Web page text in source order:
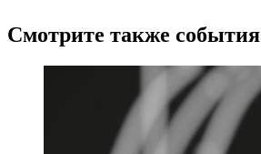
Смотрите также события